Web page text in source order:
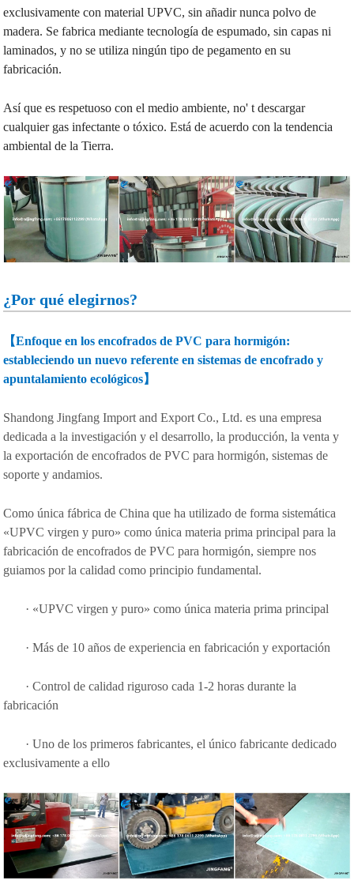
exclusivamente con material UPVC, sin añadir nunca polvo de
madera. Se fabrica mediante tecnología de espumado, sin capas ni
laminados, y no se utiliza ningún tipo de pegamento en su
fabricación.
Así que es respetuoso con el medio ambiente, no' t descargar
cualquier gas infectante o tóxico. Está de acuerdo con la tendencia
ambiental de la Tierra.
¿Por qué elegirnos?
【Enfoque en los encofrados de PVC para hormigón:
estableciendo un nuevo referente en sistemas de encofrado y
apuntalamiento ecológicos】
Shandong Jingfang Import and Export Co., Ltd. es una empresa
dedicada a la investigación y el desarrollo, la producción, la venta y
la exportación de encofrados de PVC para hormigón, sistemas de
soporte y andamios.
Como única fábrica de China que ha utilizado de forma sistemática
«UPVC virgen y puro» como única materia prima principal para la
fabricación de encofrados de PVC para hormigón, siempre nos
guiamos por la calidad como principio fundamental.
· «UPVC virgen y puro» como única materia prima principal
· Más de 10 años de experiencia en fabricación y exportación
· Control de calidad riguroso cada 1-2 horas durante la
fabricación
· Uno de los primeros fabricantes, el único fabricante dedicado
exclusivamente a ello